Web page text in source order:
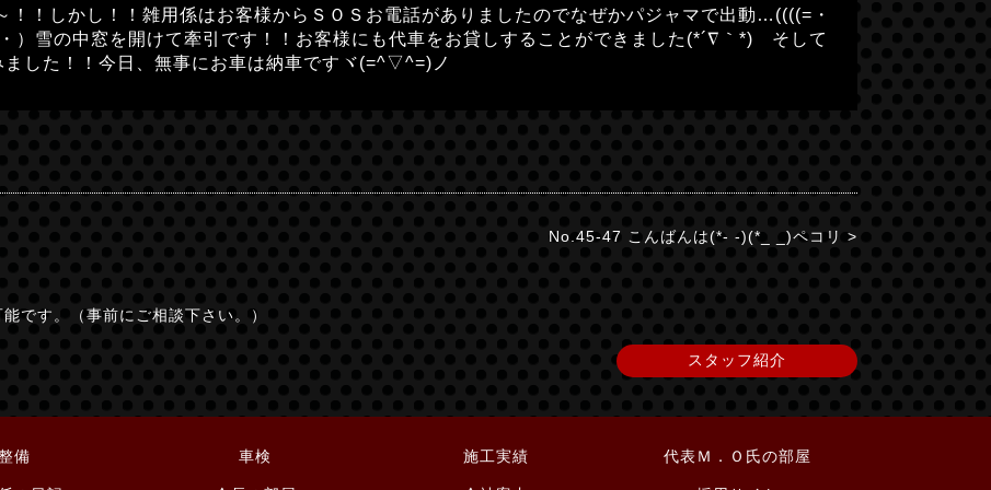
！！しかし！！雑用係はお客様からＳＯＳお電話がありましたのでなぜかパジャマで出動…((((=・
）雪の中窓を開けて牽引です！！お客様にも代車をお貸しすることができました(*´∇｀*) そして
した！！今日、無事にお車は納車ですヾ(=^▽^=)ノ
No.45-47 こんばんは(*- -)(*_ _)ペコリ >
です。（事前にご相談下さい。）
スタッフ紹介
備 車検 施工実績 代表Ｍ．Ｏ氏の部屋